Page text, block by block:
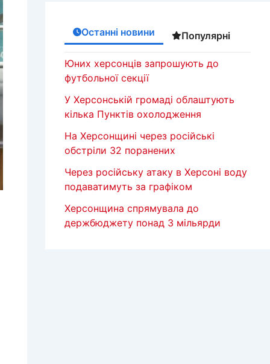
Останні новини Популярні
Юних херсонців запрошують до
футбольної секції
У Херсонській громаді облаштують
кілька Пунктів охолодження
На Херсонщині через російські
обстріли 32 поранених
Через російську атаку в Херсоні воду
подаватимуть за графіком
Херсонщина спрямувала до
держбюджету понад 3 мільярди